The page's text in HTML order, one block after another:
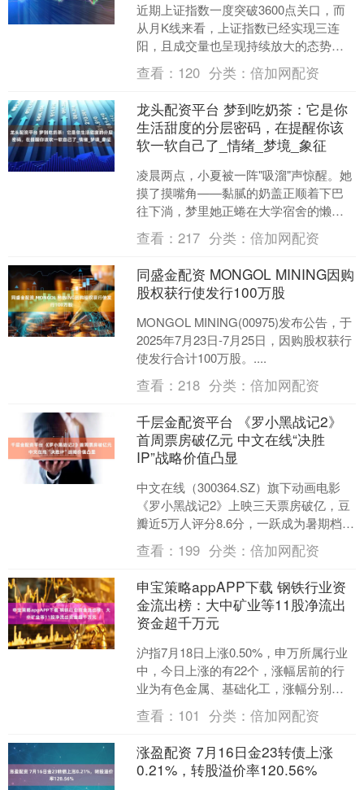
近期上证指数一度突破3600点关口，而
从月K线来看，上证指数已经实现三连
阳，且成交量也呈现持续放大的态势。
随着A股行情好转，不少投资者已经开始
在朋友圈晒出投资成....
查看： 120 分类：倍加网配资
龙头配资平台 梦到吃奶茶：它是你
生活甜度的分层密码，在提醒你该
软一软自己了_情绪_梦境_象征
凌晨两点，小夏被一阵"吸溜"声惊醒。她
摸了摸嘴角——黏腻的奶盖正顺着下巴
往下淌，梦里她正蜷在大学宿舍的懒人
沙发上，捧着半杯芝士奶盖茶，珍珠在
杯底晃出琥珀色的光，....
查看：217 分类：倍加网配资
同盛金配资 MONGOL MINING因购
股权获行使发行100万股
MONGOL MINING(00975)发布公告，于
2025年7月23日-7月25日，因购股权获行
使发行合计100万股。....
查看：218 分类：倍加网配资
千层金配资平台 《罗小黑战记2》
首周票房破亿元 中文在线“决胜
IP”战略价值凸显
中文在线（300364.SZ）旗下动画电影
《罗小黑战记2》上映三天票房破亿，豆
瓣近5万人评分8.6分，一跃成为暑期档票
房黑马。 作为少有的国民级原创国产动
画IP....
查看： 199 分类：倍加网配资
申宝策略appAPP下载 钢铁行业资
金流出榜：大中矿业等11股净流出
资金超千万元
沪指7月18日上涨0.50%，申万所属行业
中，今日上涨的有22个，涨幅居前的行
业为有色金属、基础化工，涨幅分别为
2.10%、1.36%。钢铁行业位居今日涨幅
榜第....
查看： 101 分类：倍加网配资
涨盈配资 7月16日金23转债上涨
0.21%，转股溢价率120.56%